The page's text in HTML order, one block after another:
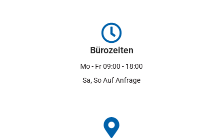
Bürozeiten
Mo - Fr 09:00 - 18:00
Sa, So Auf Anfrage